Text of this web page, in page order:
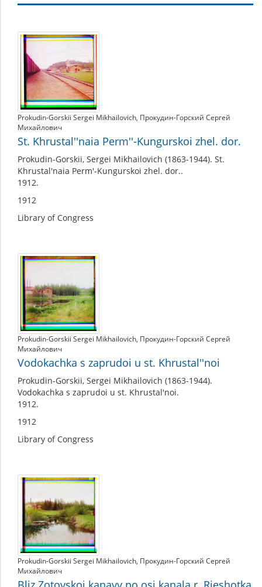
Хрустальная
Prokudin-Gorskii Sergei Mikhailovich, Прокудин-Горский Сергей
Михайлович
St. Khrustal''naia Perm''-Kungurskoi zhel. dor.
Prokudin-Gorskii, Sergei Mikhailovich (1863-1944). St.
Khrustal'naia Perm'-Kungurskoi zhel. dor..
1912.
1912
Library of Congress
Prokudin-Gorskii Sergei Mikhailovich, Прокудин-Горский Сергей
Михайлович
Vodokachka s zaprudoi u st. Khrustal''noi
Prokudin-Gorskii, Sergei Mikhailovich (1863-1944).
Vodokachka s zaprudoi u st. Khrustal'noi.
1912.
1912
Library of Congress
Prokudin-Gorskii Sergei Mikhailovich, Прокудин-Горский Сергей
Михайлович